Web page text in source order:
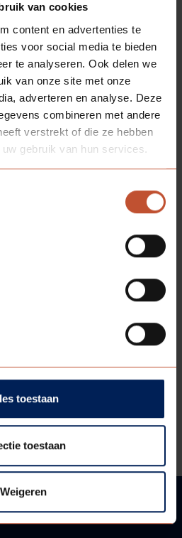
van cookies
content en advertenties te
voor social media te bieden
te analyseren. Ook delen we
van onze site met onze
adverteren en analyse. Deze
combineren met andere
verstrekt of die ze hebben
gebruik van hun services.
toestaan
toestaan
Weigeren